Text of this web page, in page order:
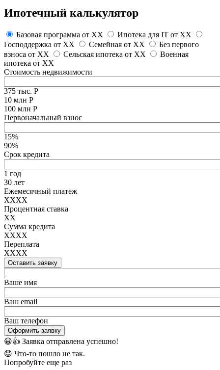
Ипотечный калькулятор
Базовая программа от XX Ипотека для IT от XX
Господдержка от XX Семейная от XX
Без первого
взноса от XX Сельская ипотека от XX
Военная
ипотека от XX
Стоимость недвижимости
375 тыс. Р
10 млн Р
100 млн Р
Первоначальный взнос
15%
90%
Срок кредита
1 год
30 лет
Ежемесячный платеж
XXXX
Процентная ставка
XX
Сумма кредита
XXXX
Переплата
XXXX
Оставить заявку
Ваше имя
Ваш email
Ваш телефон
Оформить заявку
😀👍 Заявка отправлена успешно!
😟 Что-то пошло не так.
Попробуйте еще раз